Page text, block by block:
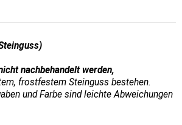
nachbehandelt werden,
frostfestem Steinguss bestehen.
und Farbe sind leichte Abweichungen